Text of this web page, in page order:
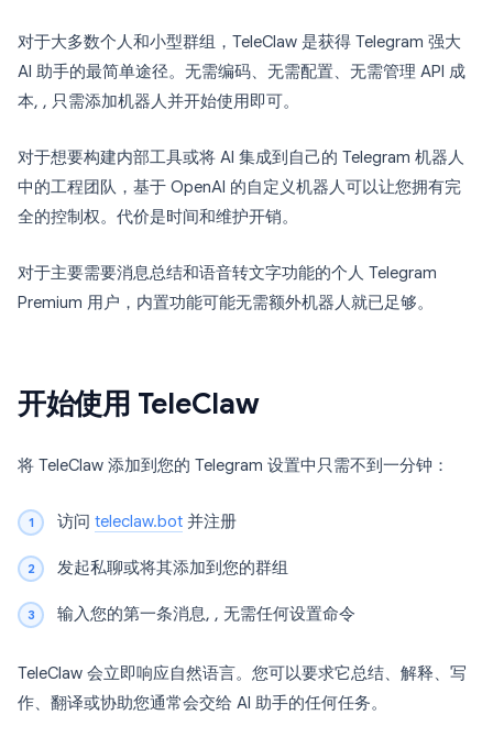
对于大多数个人和小型群组，TeleClaw 是获得 Telegram 强大
AI 助手的最简单途径。无需编码、无需配置、无需管理 API 成
本, , 只需添加机器人并开始使用即可。
对于想要构建内部工具或将 AI 集成到自己的 Telegram 机器人
中的工程团队，基于 OpenAI 的自定义机器人可以让您拥有完
全的控制权。代价是时间和维护开销。
对于主要需要消息总结和语音转文字功能的个人 Telegram
Premium 用户，内置功能可能无需额外机器人就已足够。
开始使用 TeleClaw
将 TeleClaw 添加到您的 Telegram 设置中只需不到一分钟：
访问 teleclaw.bot 并注册
发起私聊或将其添加到您的群组
输入您的第一条消息, , 无需任何设置命令
TeleClaw 会立即响应自然语言。您可以要求它总结、解释、写
作、翻译或协助您通常会交给 AI 助手的任何任务。